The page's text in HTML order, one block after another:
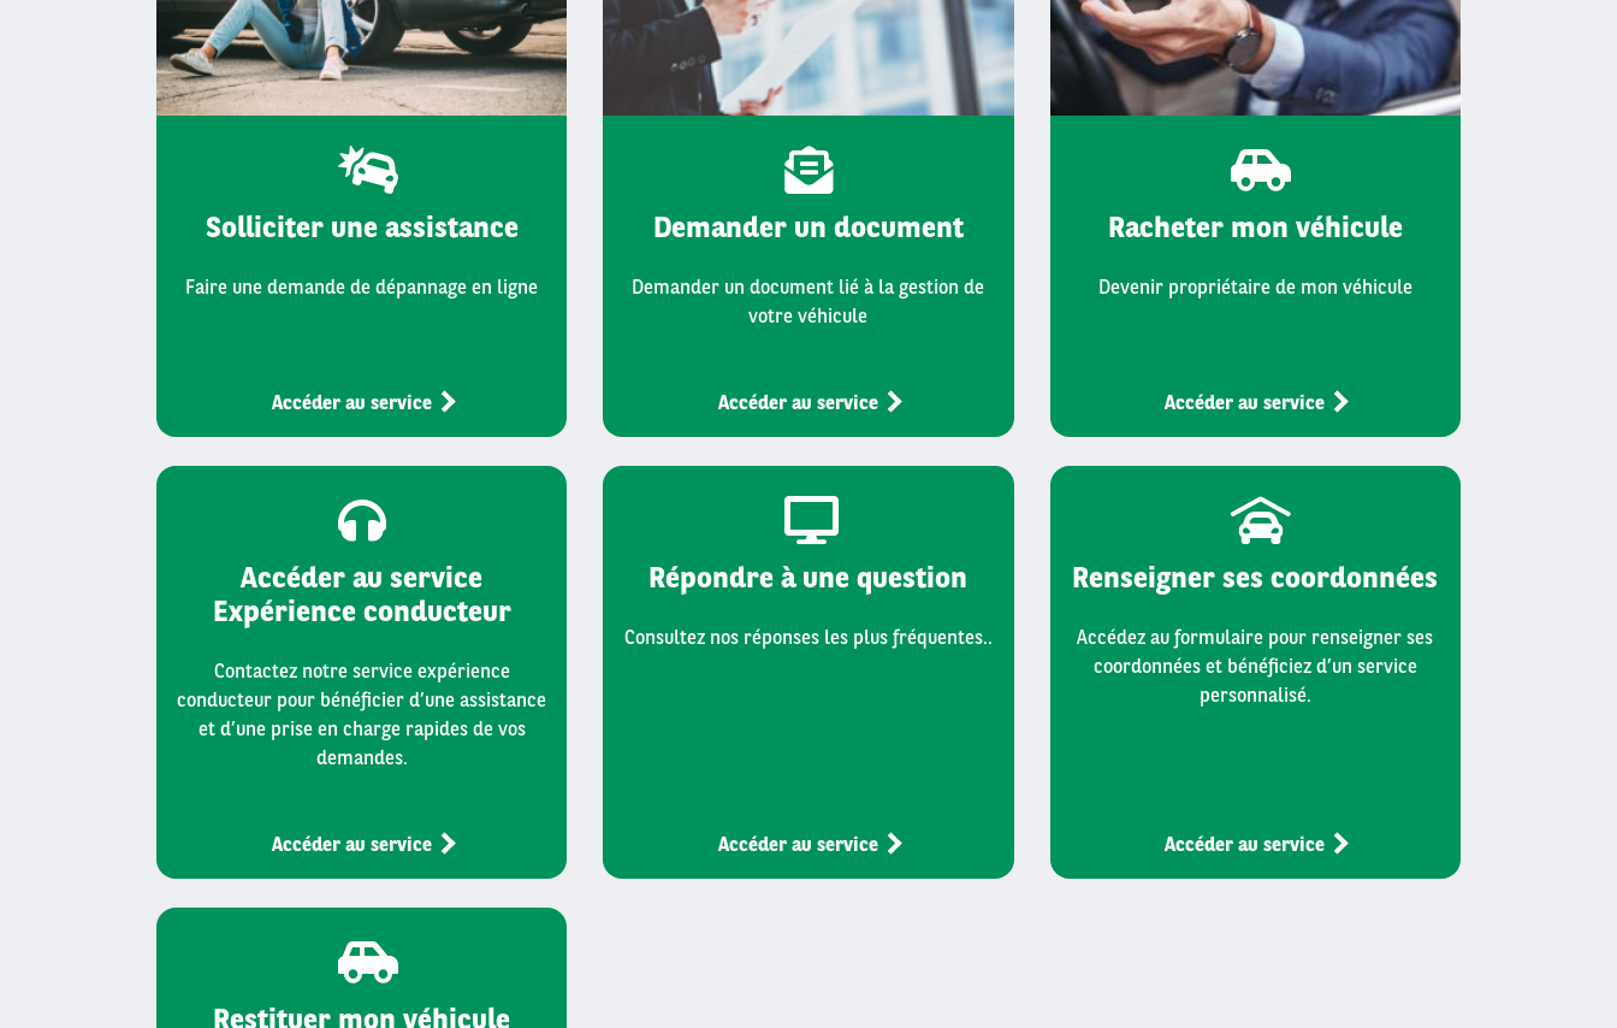
Solliciter une assistance
Faire une demande de dépannage en ligne
Accéder au service
Demander un document
Demander un document lié à la gestion de
votre véhicule
Accéder au service
Racheter mon véhicule
Devenir propriétaire de mon véhicule
Accéder au service
Accéder au service
Expérience conducteur
Contactez notre service expérience
conducteur pour bénéficier d’une assistance
et d’une prise en charge rapides de vos
demandes.
Accéder au service
Répondre à une question
Consultez nos réponses les plus fréquentes..
Accéder au service
Renseigner ses coordonnées
Accédez au formulaire pour renseigner ses
coordonnées et bénéficiez d’un service
personnalisé.
Accéder au service
Restituer mon véhicule